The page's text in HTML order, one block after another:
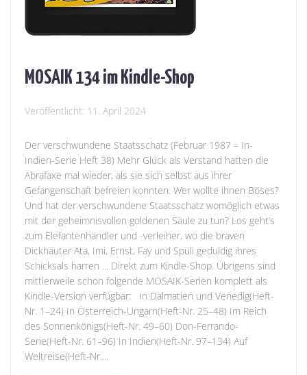
MOSAIK 134 im Kindle-Shop
Veröffentlicht: 11. April 2024
Der verschwundene Staatsschatz (Februar 1987 – In-
Indien-Serie Heft 38) Mehr Glück als Verstand hatten die
Abrafaxe mal wieder, als sie sich selbst aus ihrer
Gefangenschaft befreien konnten. Wer wollte ihnen Böses?
Und hat der verschwundene Staatsschatz womöglich etwas
mit der geheimnisvollen goldenen Säule zu tun? Los geht’s
zum Elefantenhändler und -verleiher, wo die braven
Dickhäuter Ata, Imi, Ernst, Fay und Spüli geduldig ihres
Schicksals harren ... Direkt zum Kindle-Shop. Übrigens sind
mittlerweile schon folgende MOSAIK-Serien komplett als
Kindle-Version verfügbar: In Dalmatien und Venedig(Heft-
Nr. 1–24) In Österreich-Ungarn(Heft-Nr. 25–48) Im Reich
des Sonnenkönigs(Heft-Nr. 49–60) Don-Ferrando-
Serie(Heft-Nr. 61–96) In Indien(Heft-Nr. 97–134) Auf
Weltreise(Heft-Nr....